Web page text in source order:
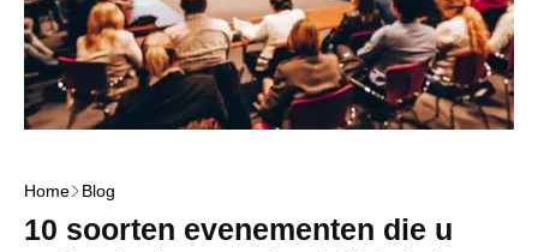
Home Blog
10 soorten evenementen die u